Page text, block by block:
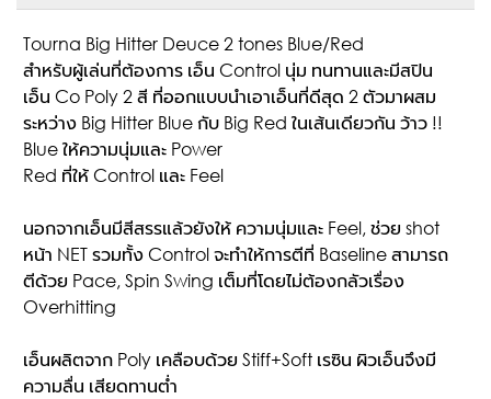
Tourna Big Hitter Deuce 2 tones Blue/Red
สำหรับผู้เล่นที่ต้องการ เอ็น Control นุ่ม ทนทานและมีสปิน
เอ็น Co Poly 2 สี ที่ออกแบบนำเอาเอ็นที่ดีสุด 2 ตัวมาผสม
ระหว่าง Big Hitter Blue กับ Big Red ในเส้นเดียวกัน ว้าว !!
Blue ให้ความนุ่มและ Power
Red ที่ให้ Control และ Feel
นอกจากเอ็นมีสีสรรแล้วยังให้ ความนุ่มและ Feel, ช่วย shot
หน้า NET รวมทั้ง Control จะทำให้การตีที่ Baseline สามารถ
ตีด้วย Pace, Spin Swing เต็มที่โดยไม่ต้องกลัวเรื่อง
Overhitting
เอ็นผลิตจาก Poly เคลือบด้วย Stiff+Soft เรซิน ผิวเอ็นจึงมี
ความลื่น เสียดทานต่ำ